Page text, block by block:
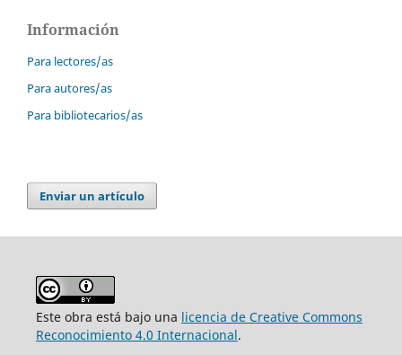
Información
Para lectores/as
Para autores/as
Para bibliotecarios/as
Enviar un artículo
Este obra está bajo una licencia de Creative Commons
Reconocimiento 4.0 Internacional.